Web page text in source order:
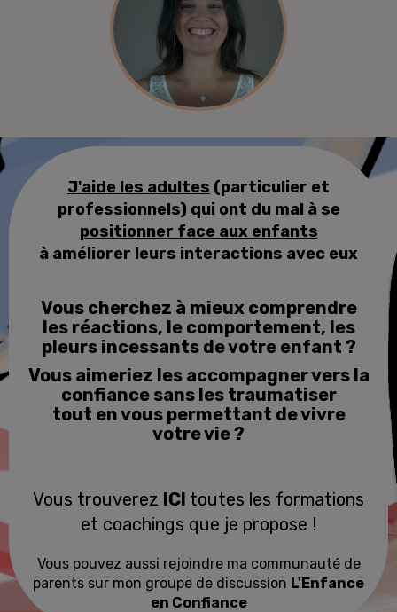
J'aide les adultes (particulier et
professionnels) qui ont du mal à se
positionner face aux enfants
à améliorer leurs interactions avec eux
Vous cherchez à mieux comprendre
les réactions, le comportement, les
pleurs incessants de votre enfant ?
Vous aimeriez les accompagner vers la
confiance sans les traumatiser
tout en vous permettant de vivre
votre vie ?
Vous trouverez ICI toutes les formations
et coachings que je propose !
Vous pouvez aussi rejoindre ma communauté de
parents sur mon groupe de discussion L'Enfance
en Confiance